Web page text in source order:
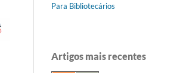
Para Bibliotecários
Artigos mais recentes